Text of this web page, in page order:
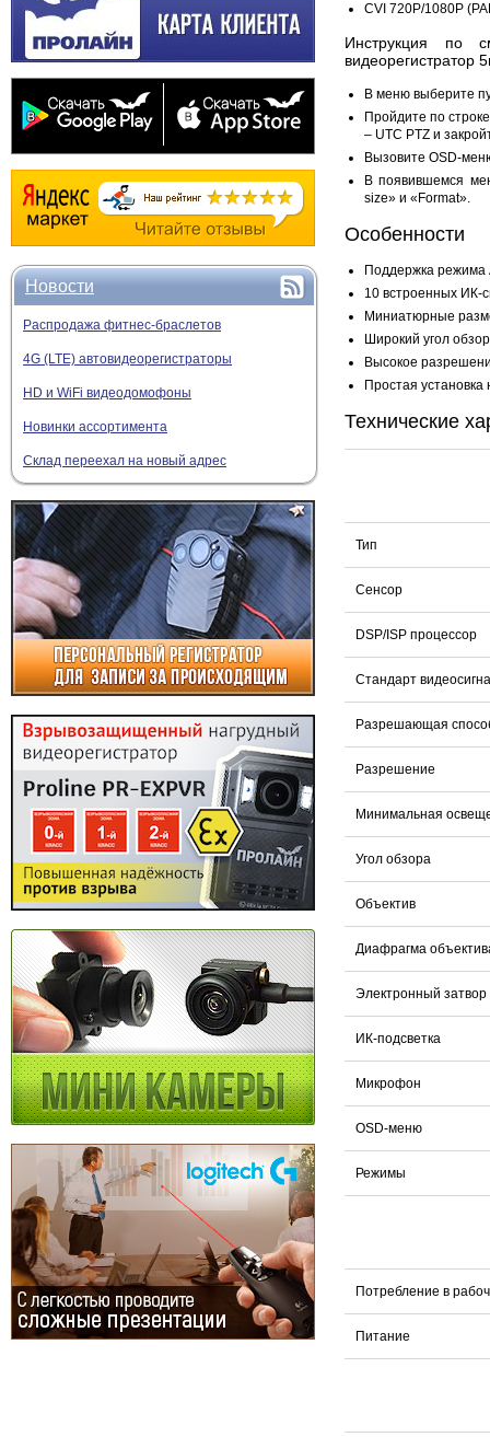
Новости
Распродажа фитнес-браслетов
4G (LTE) автовидеорегистраторы
HD и WiFi видеодомофоны
Новинки ассортимента
Склад переехал на новый адрес
CVI 720P/1080P
Инструкция по
видеорегистратор
В меню выберите
Пройдите по
– UTC PTZ и
Вызовите OSD-
В появившемся
size» и «Format».
Особенности
Поддержка режима
10 встроенных ИК-
Миниатюрные
Широкий угол
Высокое
Простая установка
Технические
Тип
Сенсор
DSP/ISP процессор
Стандарт
Разрешающая
Разрешение
Минимальная
Угол обзора
Объектив
Диафрагма
Электронный затвор
ИК-подсветка
Микрофон
OSD-меню
Режимы
Потребление в
Питание